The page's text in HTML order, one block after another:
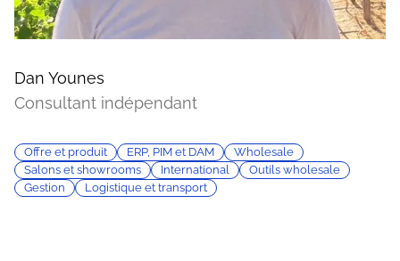
Dan Younes
Consultant indépendant
Offre et produit ERP, PIM et DAM
Wholesale
Salons et showrooms
International
Outils wholesale
Gestion
Logistique et transport